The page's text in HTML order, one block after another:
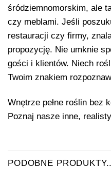
śródziemnomorskim, ale
czy meblami. Jeśli
restauracji czy firmy,
propozycję. Nie umknie
gości i klientów. Niech
Twoim znakiem
Wnętrze pełne roślin bez
Poznaj nasze inne,
PODOBNE